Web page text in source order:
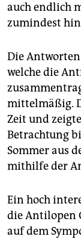
auch endlich
zumindest
Die
welche die
mittelmäßig.
Zeit und
Betrachtung
Sommer aus
mithilfe der
Ein hoch
die Antilopen
auf dem